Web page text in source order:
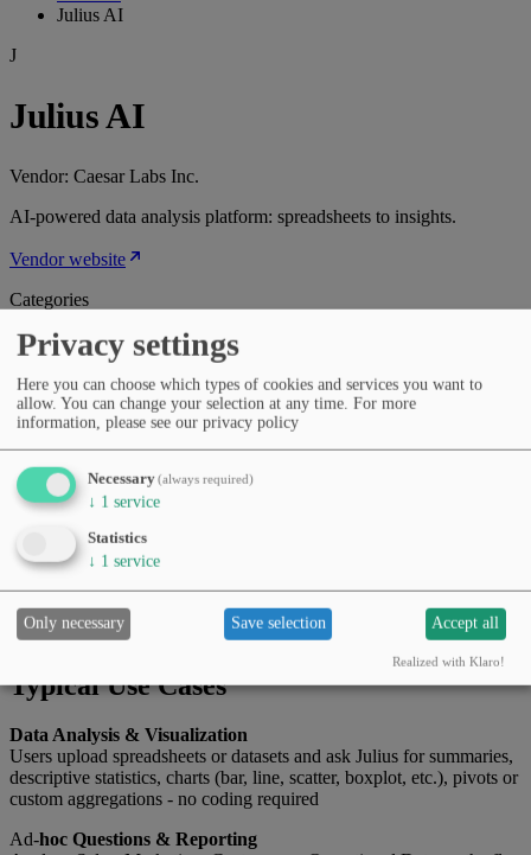
Julius AI
J
Julius AI
Vendor: Caesar Labs Inc.
AI-powered data analysis platform: spreadsheets to insights.
Vendor website
Categories
& workflowsAI agents & automation
Pricing
Free TierSubscription (monthly/yearly)
Languages
EnglishGermanSpanishFrenchItalianPortugueseDutch
Polish
fi no Japanese
What this tool can do
Julius AI is a no-code, AI-powered analytics workspace that lets
users upload data (CSV, Excel, Google Sheets, databases, etc.) and
get instant insights, charts, visualizations or statistical analysis — all
by asking in natural language.
Typical Use Cases
Data Analysis & Visualization
Users upload spreadsheets or datasets and ask Julius for summaries,
descriptive statistics, charts (bar, line, scatter, boxplot, etc.), pivots or
custom aggregations - no coding required
Ad-hoc Questions & Reporting
Privacy settings
Here you can choose which types of cookies and services you want to
allow. You can change your selection at any time. For more
information, please see our privacy policy
Necessary(always required)
↓ 1 service
Statistics
↓ 1 service
Only necessary Save selection Accept all
Realized with Klaro!